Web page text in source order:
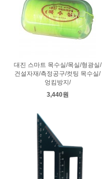
대진 스마트 목수실/목실/형광실/
건설자재/측정공구/컷팅 목수실/
엉킴방지/
3,440원